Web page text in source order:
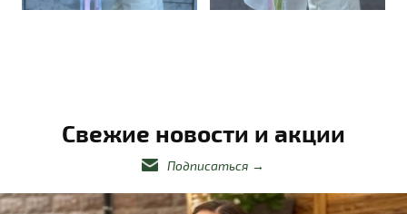
Свежие новости и акции
Подписаться →